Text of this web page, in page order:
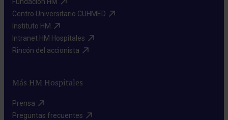
Centro Universitario CUHMED​
Instituto HM​
Intranet HM Hospitales​
Rincón del accionista​
Más HM Hospitales
Prensa​
Preguntas frecuentes​